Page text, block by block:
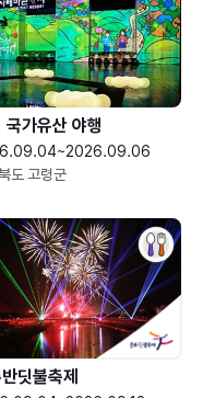
국가유산 야행
도 고령군
딧불축제